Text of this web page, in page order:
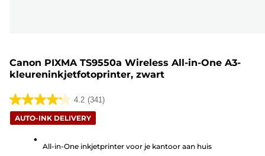
Canon PIXMA TS9550a Wireless All-in-One A3-
kleureninkjetfotoprinter, zwart
4.2 (341)
4.2
van
AUTO-INK DELIVERY
All-in-One inkjetprinter voor je kantoor aan huis